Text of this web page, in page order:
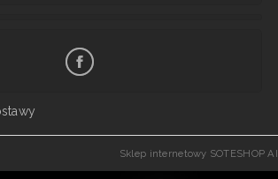
Sklep internetowy SOTESHOP AI